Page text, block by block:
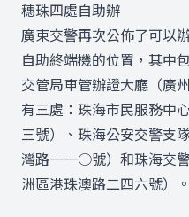
穗珠四處自助辦
廣東交警再次公佈了可以
自助終端機的位置，其中
交管局車管辦證大廳（廣
有三處：珠海市民服務中
三號）、珠海公安交警支
灣路一一○號）和珠海交
洲區港珠澳路二四六號）。